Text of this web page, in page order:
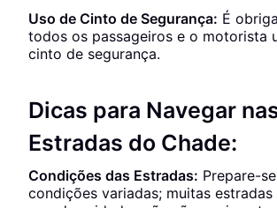
Uso de Cinto de Segurança: É
todos os passageiros e o motorista
cinto de segurança.
Dicas para Navegar
Estradas do Chade:
Condições das Estradas: Prepare-
condições variadas; muitas